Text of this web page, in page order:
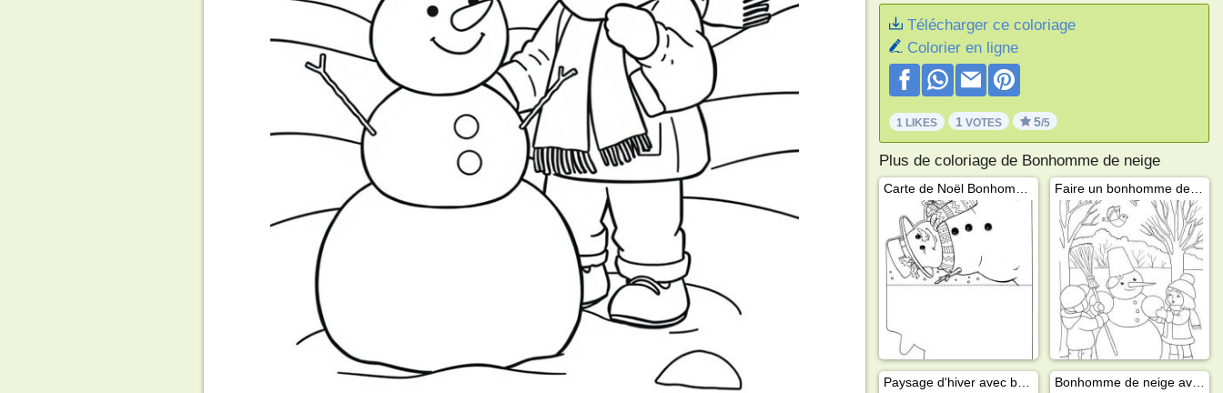
Télécharger ce coloriage
Colorier en ligne
1 LIKES 1 VOTES 5/5
Plus de coloriage de Bonhomme de neige
Faire un bonhomme de neige
Paysage d'hiver avec bonhomme de neige Bonhomme de neige avec écharpe